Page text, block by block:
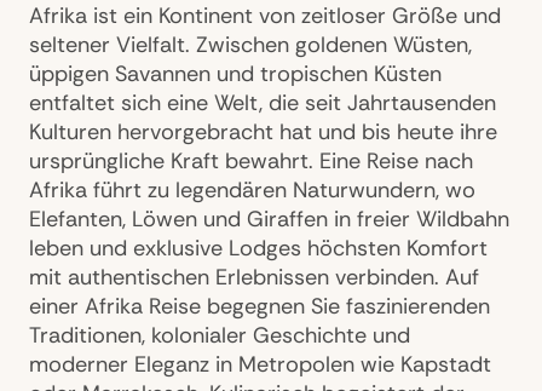
Afrika ist ein Kontinent von zeitloser Größe und
seltener Vielfalt. Zwischen goldenen Wüsten,
üppigen Savannen und tropischen Küsten
entfaltet sich eine Welt, die seit Jahrtausenden
Kulturen hervorgebracht hat und bis heute ihre
ursprüngliche Kraft bewahrt. Eine Reise nach
Afrika führt zu legendären Naturwundern, wo
Elefanten, Löwen und Giraffen in freier Wildbahn
leben und exklusive Lodges höchsten Komfort
mit authentischen Erlebnissen verbinden. Auf
einer Afrika Reise begegnen Sie faszinierenden
Traditionen, kolonialer Geschichte und
moderner Eleganz in Metropolen wie Kapstadt